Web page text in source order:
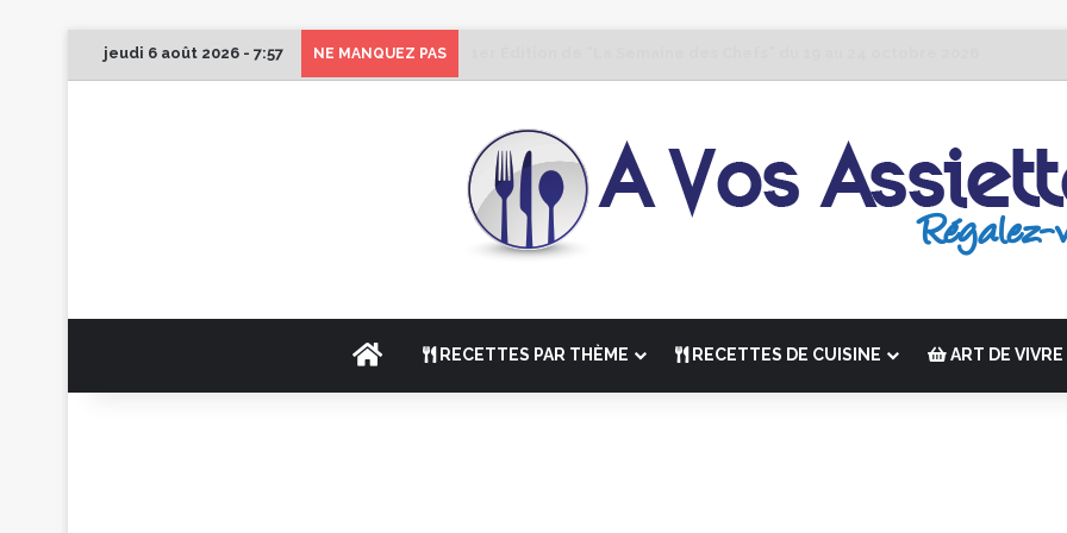
jeudi 6 août 2026 - 7:57 NE MANQUEZ PAS
ACCUEILRECETTES PAR THÈME RECETTES DE CUISINE ART DE VIVRE